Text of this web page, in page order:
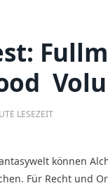

LESEZEIT
können
Für Recht und